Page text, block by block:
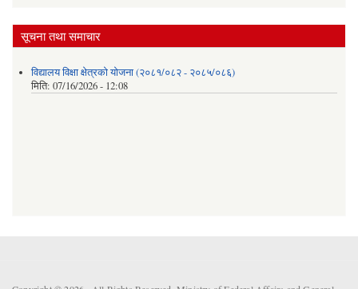
सूचना तथा समाचार
विद्यालय विक्षा क्षेत्रको योजना (२०८१/०८२ - २०८५/०८६)
मिति: 07/16/2026 - 12:08